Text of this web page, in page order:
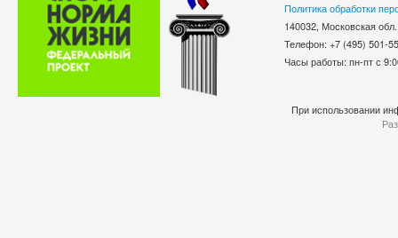
Политика обработки
140032, Московская
Телефон: +7 (495)
Часы работы: пн-пт с
При использовании